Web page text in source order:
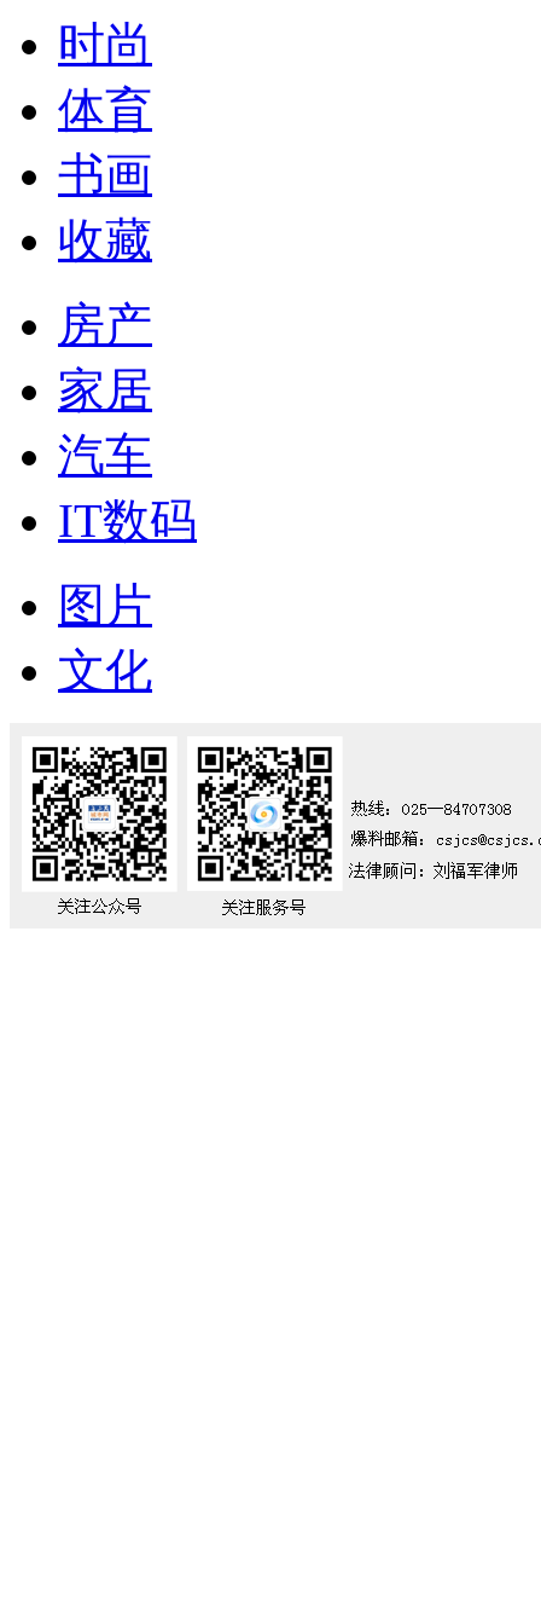
时尚
体育
书画
收藏
房产
家居
汽车
IT数码
图片
文化